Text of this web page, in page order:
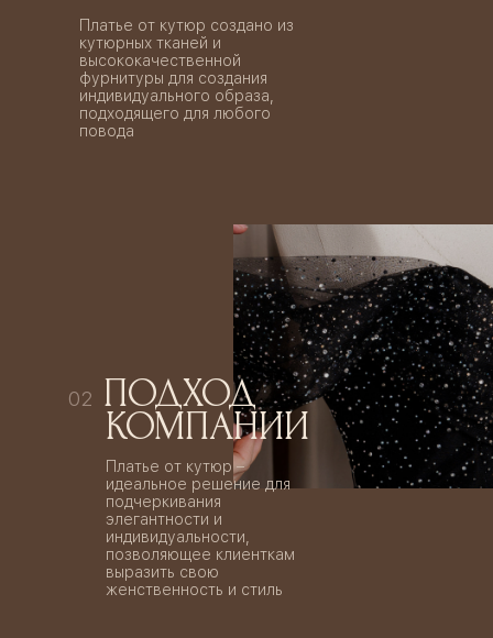
Платье от кутюр создано из
кутюрных тканей и
высококачественной
фурнитуры для создания
индивидуального образа,
подходящего для любого
повода
02 ПОДХОД
КОМПАНИИ
Платье от кутюр –
идеальное решение для
подчеркивания
элегантности и
индивидуальности,
позволяющее клиенткам
выразить свою
женственность и стиль